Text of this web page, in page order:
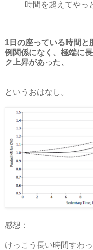
時間を超えてやっ
1日の座っている時間と
例関係になく、極端に
ク上昇があった、
というおはなし。
感想：
けっこう長い時間すわ